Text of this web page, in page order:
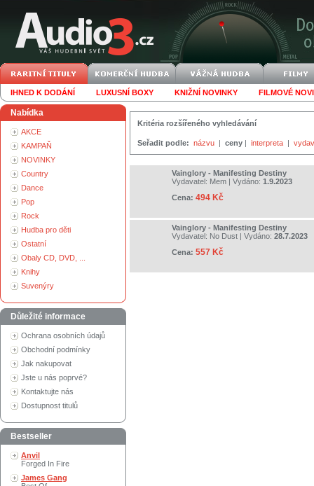
IHNED K DODÁNÍ LUXUSNÍ BOXY KNIŽNÍ NOVINKY FILMOVÉ
Nabídka
AKCE
KAMPAŇ
NOVINKY
Country
Dance
Pop
Rock
Hudba pro děti
Ostatní
Obaly CD, DVD, ...
Knihy
Suvenýry
Důležité informace
Ochrana osobních údajů
Obchodní podmínky
Jak nakupovat
Jste u nás poprvé?
Kontaktujte nás
Dostupnost titulů
Bestseller
Anvil
Forged In Fire
James Gang
Kritéria rozšířeného vyhledávání
Seřadit podle: názvu | ceny | interpreta |
Vainglory - Manifesting Destiny
Vydavatel: Mem | Vydáno: 1.9.2023
Cena: 494 Kč
Vainglory - Manifesting Destiny
Vydavatel: No Dust | Vydáno: 28.7.2023
Cena: 557 Kč